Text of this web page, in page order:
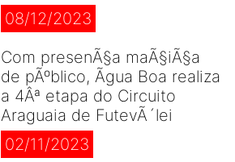
08/12/2023
Com presenÃ§a maÃ§iÃ§a
de pÃºblico, Ãgua Boa realiza
a 4Âª etapa do Circuito
Araguaia de FutevÃ´lei
02/11/2023